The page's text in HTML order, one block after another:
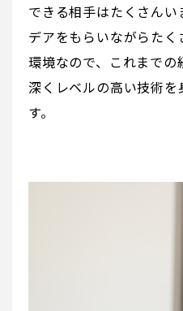
できる相手はたくさんい
デアをもらいながらた
環境なので、これまでの
深くレベルの高い技術
す。